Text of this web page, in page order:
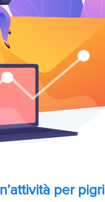
per pigri